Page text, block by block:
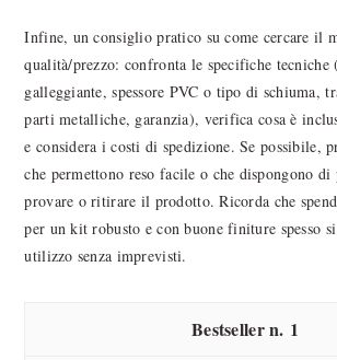
Infine, un consiglio pratico su come cercare il
qualità/prezzo: confronta le specifiche tecniche
galleggiante, spessore PVC o tipo di schiuma,
parti metalliche, garanzia), verifica cosa è
e considera i costi di spedizione. Se possibile,
che permettono reso facile o che dispongono
provare o ritirare il prodotto. Ricorda che
per un kit robusto e con buone finiture spesso
utilizzo senza imprevisti.
1